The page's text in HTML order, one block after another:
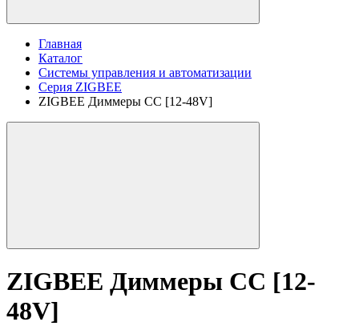
Главная
Каталог
Системы управления и автоматизации
Серия ZIGBEE
ZIGBEE Диммеры CC [12-48V]
ZIGBEE Диммеры CC [12-
48V]